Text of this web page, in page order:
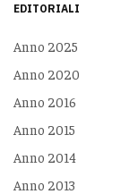
EDITORIALI
Anno 2025
Anno 2020
Anno 2016
Anno 2015
Anno 2014
Anno 2013